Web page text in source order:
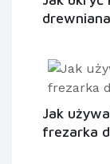
Jak
frezarka